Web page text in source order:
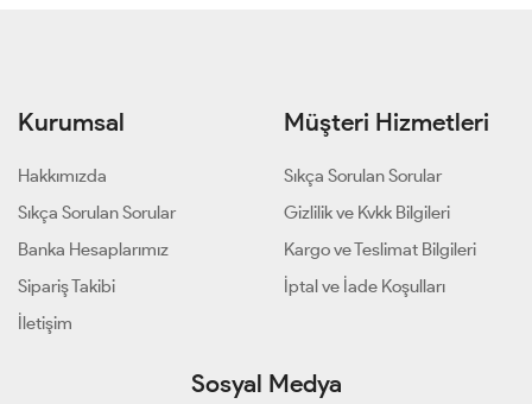
Kurumsal
Hakkımızda
Sıkça Sorulan Sorular
Banka Hesaplarımız
Sipariş Takibi
İletişim
Müşteri Hizmetleri
Sıkça Sorulan Sorular
Gizlilik ve Kvkk Bilgileri
Kargo ve Teslimat Bilgileri
İptal ve İade Koşulları
Sosyal Medya